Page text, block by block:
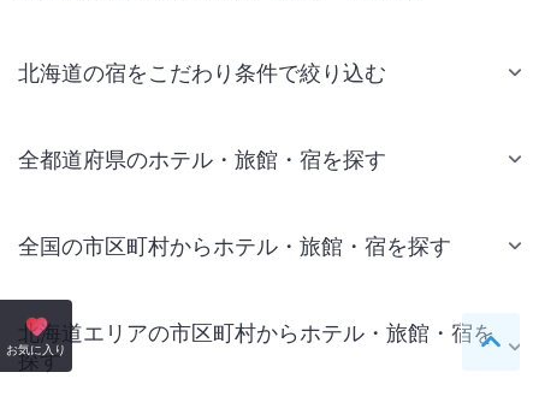
お気に入り ペー
北海道の宿をこだわり条件で絞り込む
全都道府県のホテル・旅館・宿を探す
全国の市区町村からホテル・旅館・宿を探す
北海道エリアの市区町村からホテル・旅館・宿を
探す